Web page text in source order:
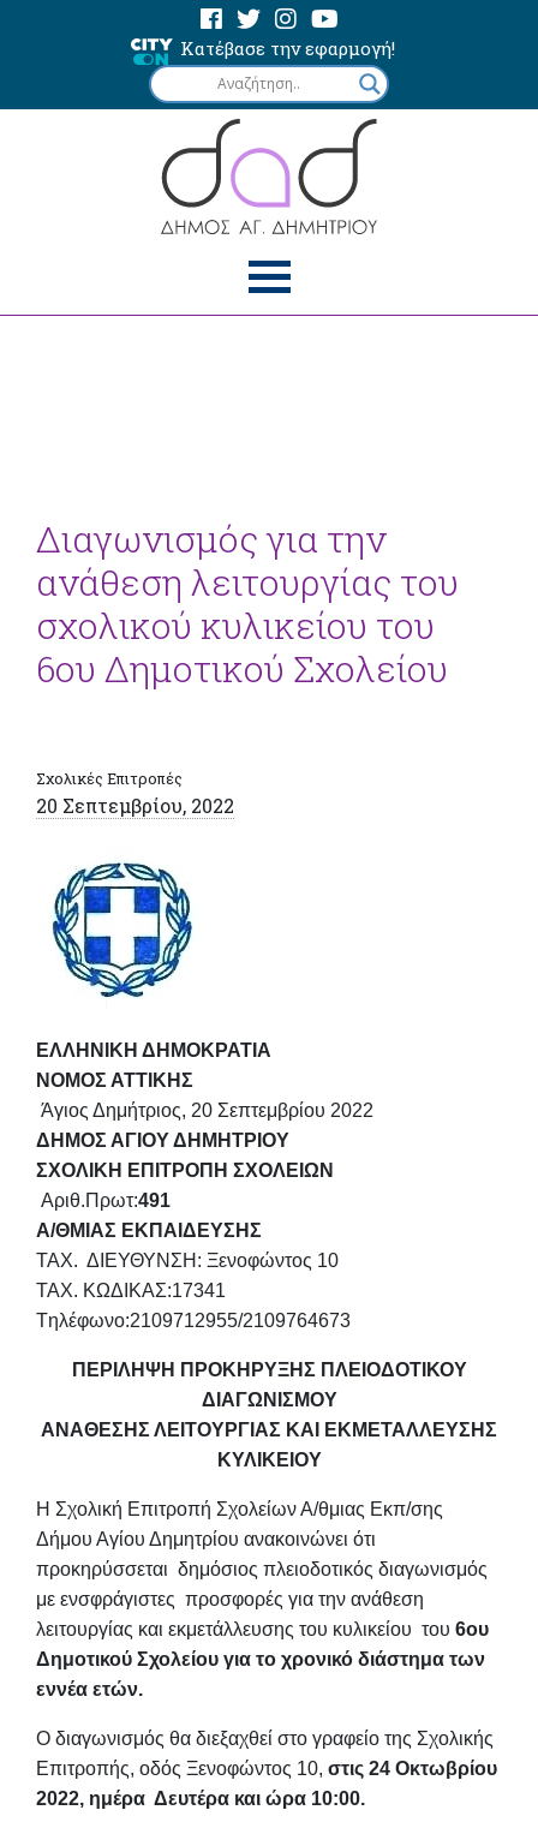
Κατέβασε την εφαρμογή!
Διαγωνισμός για την
ανάθεση λειτουργίας του
σχολικού κυλικείου του
6ου Δημοτικού Σχολείου
Σχολικές Επιτροπές
20 Σεπτεμβρίου, 2022
ΕΛΛΗΝΙΚΗ ΔΗΜΟΚΡΑΤΙΑ
ΝΟΜΟΣ ΑΤΤΙΚΗΣ
Άγιος Δημήτριος, 20 Σεπτεμβρίου 2022
ΔΗΜΟΣ ΑΓΙΟΥ ΔΗΜΗΤΡΙΟΥ
ΣΧΟΛΙΚΗ ΕΠΙΤΡΟΠΗ ΣΧΟΛΕΙΩΝ
Αριθ.Πρωτ:491
Α/ΘΜΙΑΣ ΕΚΠΑΙΔΕΥΣΗΣ
ΤΑΧ. ΔΙΕΥΘΥΝΣΗ: Ξενοφώντος 10
ΤΑΧ. ΚΩΔΙΚΑΣ:17341
Tηλέφωνο:2109712955/2109764673
ΠΕΡΙΛΗΨΗ ΠΡΟΚΗΡΥΞΗΣ ΠΛΕΙΟΔΟΤΙΚΟΥ
ΔΙΑΓΩΝΙΣΜΟΥ
ΑΝΑΘΕΣΗΣ ΛΕΙΤΟΥΡΓΙΑΣ ΚΑΙ ΕΚΜΕΤΑΛΛΕΥΣΗΣ
ΚΥΛΙΚΕΙΟΥ
Η Σχολική Επιτροπή Σχολείων Α/θμιας Εκπ/σης
Δήμου Αγίου Δημητρίου ανακοινώνει ότι
προκηρύσσεται δημόσιος πλειοδοτικός διαγωνισμός
με ενσφράγιστες προσφορές για την ανάθεση
λειτουργίας και εκμετάλλευσης του κυλικείου του 6ου
Δημοτικού Σχολείου για το χρονικό διάστημα των
εννέα ετών.
Ο διαγωνισμός θα διεξαχθεί στο γραφείο της Σχολικής
Επιτροπής, οδός Ξενοφώντος 10, στις 24 Οκτωβρίου
2022, ημέρα Δευτέρα και ώρα 10:00.